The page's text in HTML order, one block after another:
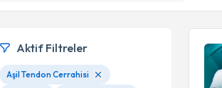
Aktif Filtreler
Aşil Tendon Cerrahisi